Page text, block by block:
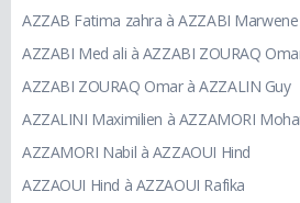
AZZAB Fatima zahra à AZZABI Marwene
AZZABI Med ali à AZZABI ZOURAQ
AZZABI ZOURAQ Omar à AZZALIN Guy
AZZALINI Maximilien à AZZAMORI
AZZAMORI Nabil à AZZAOUI Hind
AZZAOUI Hind à AZZAOUI Rafika